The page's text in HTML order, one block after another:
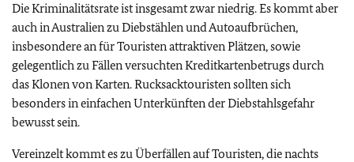
Die Kriminalitätsrate ist insgesamt zwar niedrig. Es kommt aber
auch in Australien zu Diebstählen und Autoaufbrüchen,
insbesondere an für Touristen attraktiven Plätzen, sowie
gelegentlich zu Fällen versuchten Kreditkartenbetrugs durch
das Klonen von Karten. Rucksacktouristen sollten sich
besonders in einfachen Unterkünften der Diebstahlsgefahr
bewusst sein.
Vereinzelt kommt es zu Überfällen auf Touristen, die nachts